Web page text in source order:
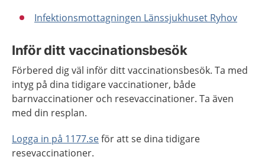
Infektionsmottagningen Länssjukhuset Ryhov
Inför ditt vaccinationsbesök
Förbered dig väl inför ditt vaccinationsbesök. Ta med
intyg på dina tidigare vaccinationer, både
barnvaccinationer och resevaccinationer. Ta även
med din resplan.
Logga in på 1177.seför att se dina tidigare
resevaccinationer.